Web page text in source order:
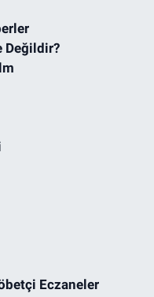
Değildir?
Eczaneler